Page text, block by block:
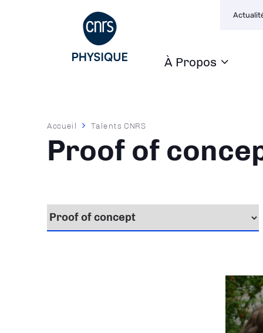
Navigation
À Propos
Fil
d'Ariane
Accueil Talents CNRS
Proof of